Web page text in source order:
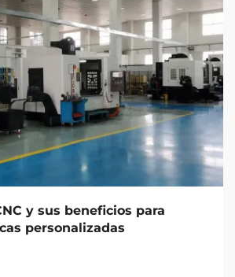
y sus beneficios para
personalizadas